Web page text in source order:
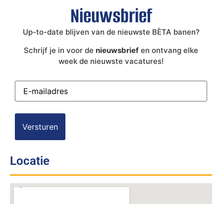
Nieuwsbrief
Up-to-date blijven van de nieuwste BÈTA banen?
Schrijf je in voor de nieuwsbrief en ontvang elke
week de nieuwste vacatures!
E-
mailadres(Vereist)
Locatie